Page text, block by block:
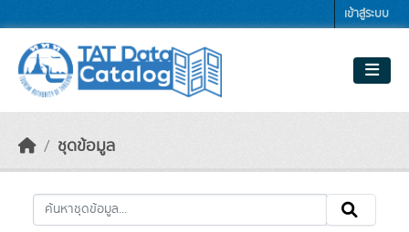
เข้าสู่ระบบ
ชุดข้อมูล